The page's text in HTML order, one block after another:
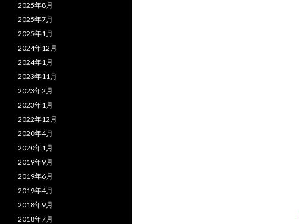
2025年8月
2025年7月
2025年1月
2024年12月
2024年1月
2023年11月
2023年2月
2023年1月
2022年12月
2020年4月
2020年1月
2019年9月
2019年6月
2019年4月
2018年9月
2018年7月